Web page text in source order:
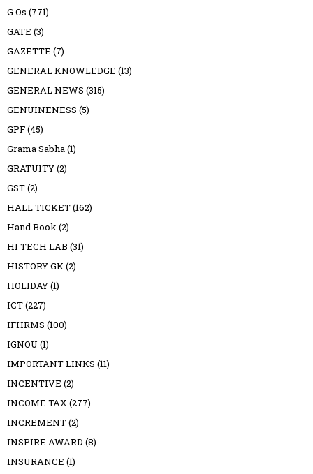
G.Os (771)
GATE (3)
GAZETTE (7)
GENERAL KNOWLEDGE (13)
GENERAL NEWS (315)
GENUINENESS (5)
GPF(45)
Grama Sabha(1)
GRATUITY(2)
GST(2)
HALL TICKET(162)
Hand Book(2)
HI TECH LAB (31)
HISTORY GK(2)
HOLIDAY(1)
ICT(227)
IFHRMS (100)
IGNOU (1)
IMPORTANT LINKS (11)
INCENTIVE (2)
INCOME TAX(277)
INCREMENT(2)
INSPIRE AWARD (8)
INSURANCE (1)